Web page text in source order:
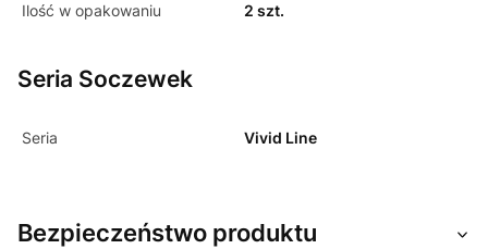
Ilość w opakowaniu 2 szt.
Seria Soczewek
Seria Vivid Line
Bezpieczeństwo produktu